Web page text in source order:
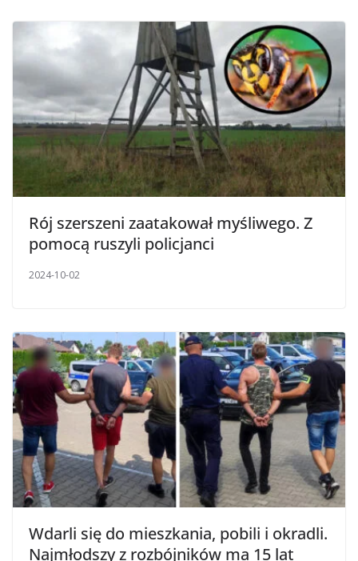
Rój szerszeni zaatakował myśliwego. Z
pomocą ruszyli policjanci
2024-10-02
Wdarli się do mieszkania, pobili i okradli.
Najmłodszy z rozbójników ma 15 lat